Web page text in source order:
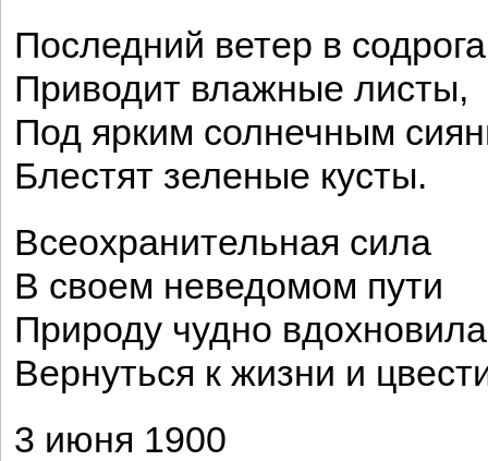
Последний ветер в
Приводит влажные листы,
Под ярким солнечным
Блестят зеленые кусты.
Всеохранительная сила
В своем неведомом пути
Природу чудно вдохновила
Вернуться к жизни и
3 июня 1900